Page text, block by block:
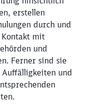
erstellen
durch und
mit
und
Ferner sind sie
und